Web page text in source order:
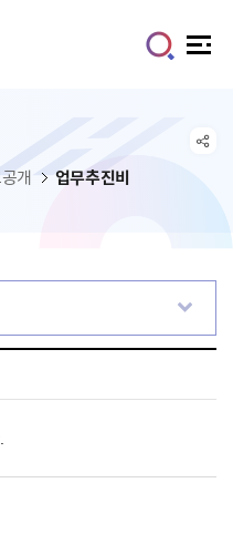
개 업무추진비